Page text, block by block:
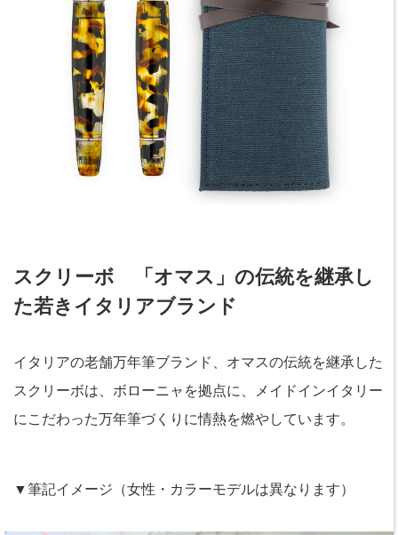
スクリーボ 「オマス」の伝統を継承し
た若きイタリアブランド
イタリアの老舗万年筆ブランド、オマスの伝統を継承した
スクリーボは、ボローニャを拠点に、メイドインイタリー
にこだわった万年筆づくりに情熱を燃やしています。
▼筆記イメージ（女性・カラーモデルは異なります）